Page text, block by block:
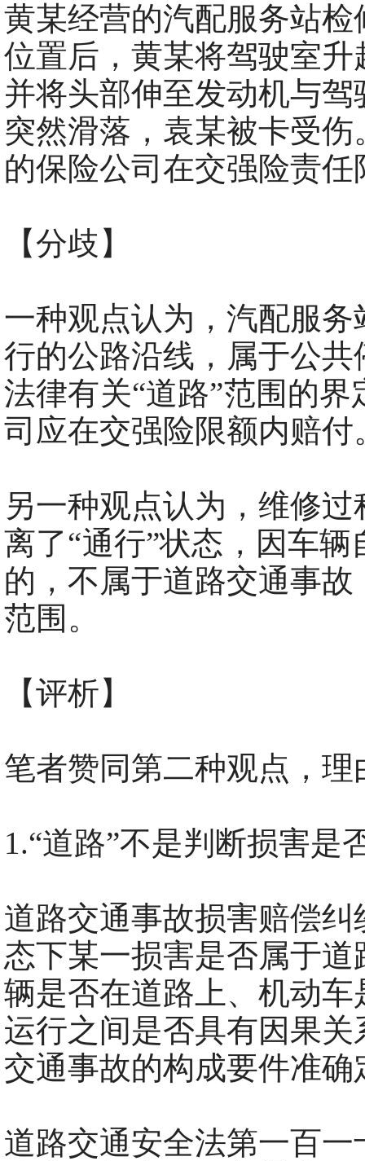
黄某经营的汽配服务站
位置后，黄某将驾驶室
并将头部伸至发动机与
突然滑落，袁某被卡受
的保险公司在交强险责
【分歧】
一种观点认为，汽配服
行的公路沿线，属于公
法律有关“道路”范围的
司应在交强险限额内赔付
另一种观点认为，维修
离了“通行”状态，因车
的，不属于道路交通事
范围。
【评析】
笔者赞同第二种观点，理
1.“道路”不是判断损害是
道路交通事故损害赔偿
态下某一损害是否属于
辆是否在道路上、机动
运行之间是否具有因果
交通事故的构成要件准确
道路交通安全法第一百